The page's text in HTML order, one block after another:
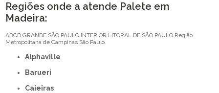
Regiões onde a atende Palete em
Madeira:
ABCD GRANDE SÃO PAULO INTERIOR LITORAL DE SÃO PAULO Região
Metropolitana de Campinas São Paulo
Alphaville
Barueri
Caieiras